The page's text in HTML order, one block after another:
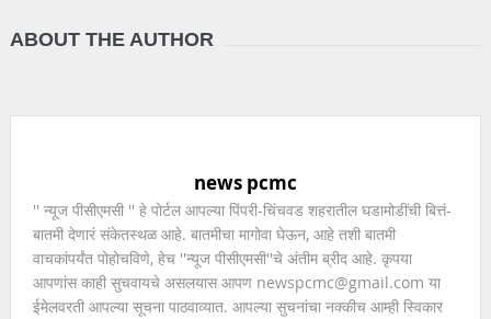
ABOUT THE AUTHOR
news pcmc
'' न्यूज पीसीएमसी '' हे पोर्टल आपल्या पिंपरी-चिंचवड शहरातील घडामोडींची बित्तं-
बातमी देणारं संकेतस्थळ आहे. बातमीचा मागोवा घेऊन, आहे तशी बातमी
वाचकांपर्यंत पोहोचविणे, हेच ''न्यूज पीसीएमसी''चे अंतीम ब्रीद आहे. कृपया
आपणांस काही सुचवायचे असलयास आपण newspcmc@gmail.com या
ईमेलवरती आपल्या सूचना पाठवाव्यात. आपल्या सुचनांचा नक्कीच आम्ही स्विकार